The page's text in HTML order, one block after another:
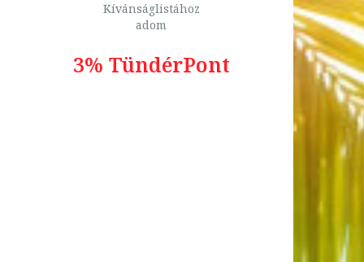
Kívánságlistához
adom
3% TündérPont